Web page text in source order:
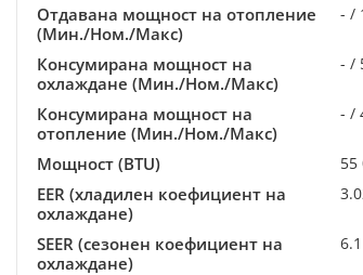
Отдавана мощност на отопление
(Мин./Ном./Макс)
- /
Консумирана мощност на
охлаждане (Мин./Ном./Макс)
- /
Консумирана мощност на
отопление (Мин./Ном./Макс)
- /
Мощност (BTU) 55
EER (хладилен коефициент на
охлаждане)
SEER (сезонен коефициент на
охлаждане)
6.1